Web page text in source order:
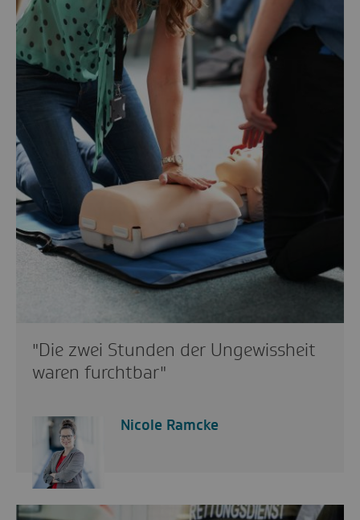
"Die zwei Stunden der Ungewissheit
waren furchtbar"
Nicole Ramcke